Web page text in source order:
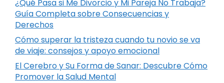
¿Qué Pasa si Me Divorcio y Mi Pareja No Trabaja?
Guía Completa sobre Consecuencias y
Derechos
Cómo superar la tristeza cuando tu novio se va
de viaje: consejos y apoyo emocional
El Cerebro y Su Forma de Sanar: Descubre Cómo
Promover la Salud Mental